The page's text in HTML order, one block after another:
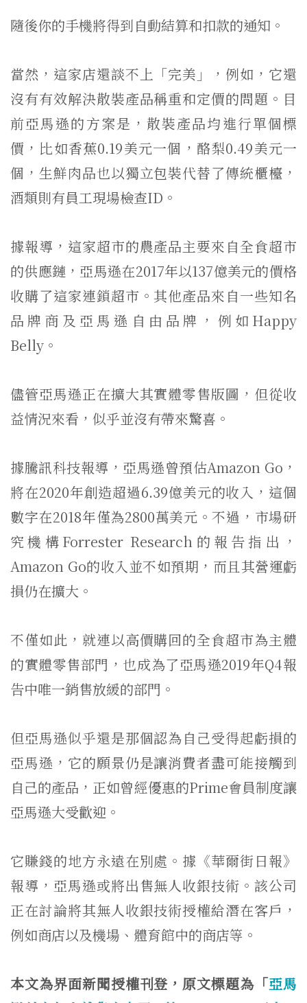
隨後你的手機將得到自動結算和扣款的通知。
當然，這家店還談不上「完美」，例如，它還
沒有有效解決散裝產品稱重和定價的問題。目
前亞馬遜的方案是，散裝產品均進行單個標
價，比如香蕉0.19美元一個，酪梨0.49美元一
個，生鮮肉品也以獨立包裝代替了傳統櫃檯，
酒類則有員工現場檢查ID。
據報導，這家超市的農產品主要來自全食超市
的供應鏈，亞馬遜在2017年以137億美元的價格
收購了這家連鎖超市。其他產品來自一些知名
品牌商及亞馬遜自由品牌，例如Happy
Belly。
儘管亞馬遜正在擴大其實體零售版圖，但從收
益情況來看，似乎並沒有帶來驚喜。
據騰訊科技報導，亞馬遜曾預估Amazon Go，
將在2020年創造超過6.39億美元的收入，這個
數字在2018年僅為2800萬美元。不過，市場研
究機構Forrester Research的報告指出，
Amazon Go的收入並不如預期，而且其營運虧
損仍在擴大。
不僅如此，就連以高價購回的全食超市為主體
的實體零售部門，也成為了亞馬遜2019年Q4報
告中唯一銷售放緩的部門。
但亞馬遜似乎還是那個認為自己受得起虧損的
亞馬遜，它的願景仍是讓消費者盡可能接觸到
自己的產品，正如曾經優惠的Prime會員制度讓
亞馬遜大受歡迎。
它賺錢的地方永遠在別處。據《華爾街日報》
報導，亞馬遜或將出售無人收銀技術。該公司
正在討論將其無人收銀技術授權給潛在客戶，
例如商店以及機場、體育館中的商店等。
本文為界面新聞授權刊登，原文標題為「亞馬